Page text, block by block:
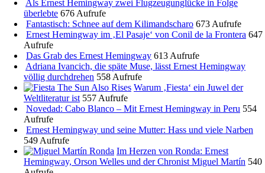
Als Ernest Hemingway zwei Flugzeugunglücke in Folge
überlebte 676 Aufrufe
Fantastisch: Schnee auf dem Kilimandscharo 673 Aufrufe
Ernest Hemingway im ‚El Pasaje‘ von Conil de la Frontera 647
Aufrufe
Das Grab des Ernest Hemingway 613 Aufrufe
Adriana Ivancich, die späte Muse, lässt Ernest Hemingway
völlig durchdrehen 558 Aufrufe
Warum ‚Fiesta‘ ein Juwel der
Weltliteratur ist 557 Aufrufe
Novedad: Cabo Blanco – Mit Ernest Hemingway in Peru 554
Aufrufe
Ernest Hemingway und seine Mutter: Hass und viele Narben
549 Aufrufe
Im Herzen von Ronda: Ernest
Hemingway, Orson Welles und der Chronist Miguel Martín 540